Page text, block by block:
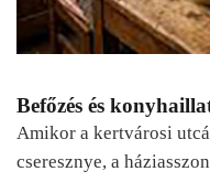
Befőzés és
Amikor a kertvárosi
cseresznye, a